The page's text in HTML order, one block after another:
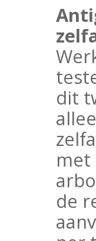
dit
met
de